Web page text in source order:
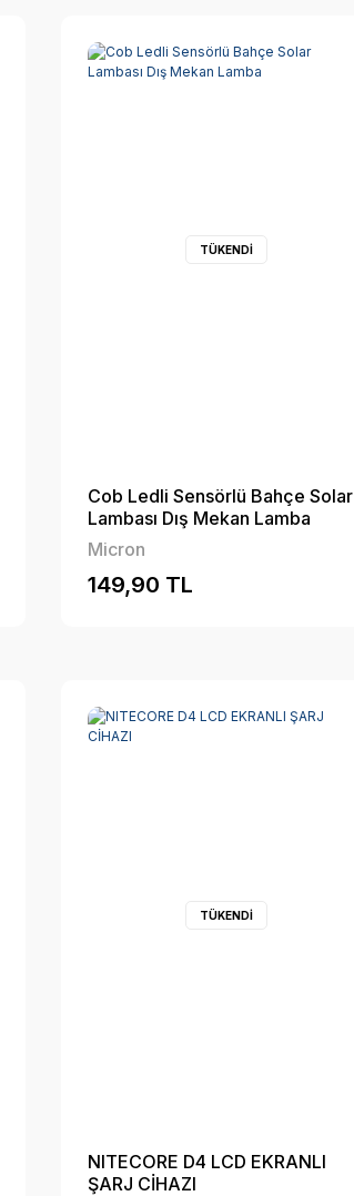
TÜKENDİ
Cob Ledli Sensörlü Bahçe Solar
Lambası Dış Mekan Lamba
Micron
149,90 TL
TÜKENDİ
NITECORE D4 LCD EKRANLI
ŞARJ CİHAZI